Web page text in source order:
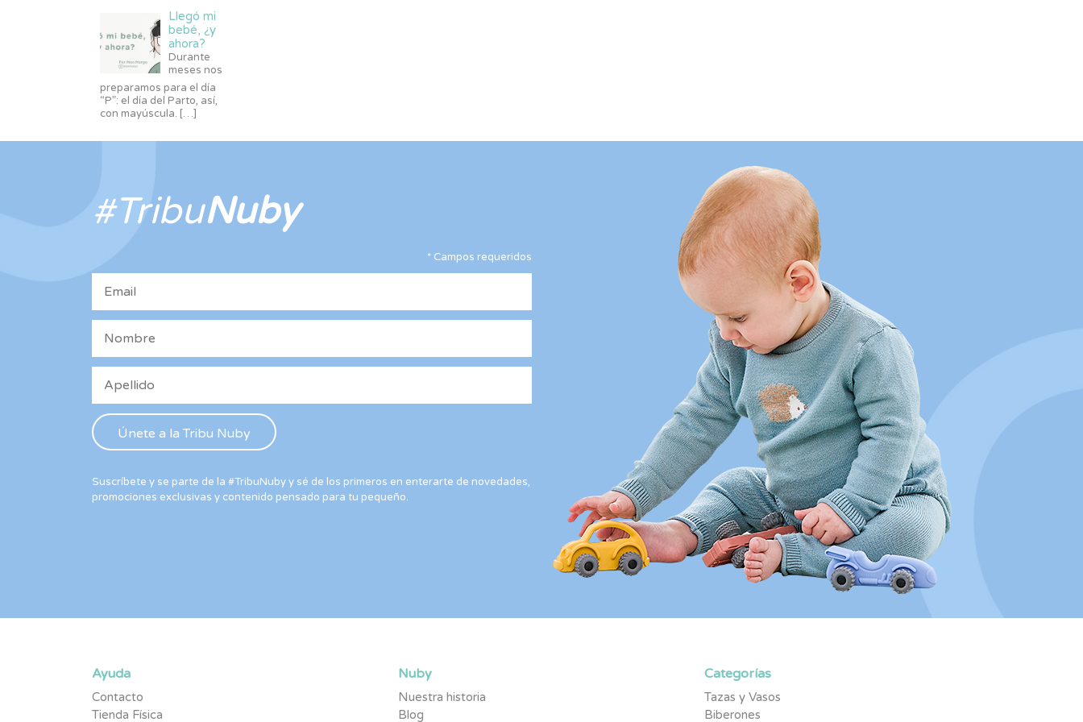
Llegó mi
bebé, ¿y
ahora?
Durante
meses nos
preparamos para el día
“P”: el día del Parto, así,
con mayúscula. […]
#TribuNuby
* Campos requeridos
Suscríbete y se parte de la #TribuNuby y sé de los primeros en enterarte de novedades,
promociones exclusivas y contenido pensado para tu pequeño.
Ayuda
Contacto
Tienda Física
Nuby
Nuestra historia
Blog
Categorías
Tazas y Vasos
Biberones